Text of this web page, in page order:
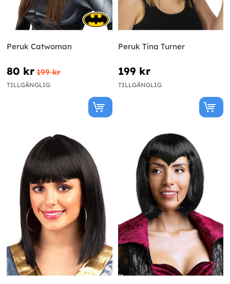
Peruk Catwoman
80 kr 199 kr
TILLGÄNGLIG
Peruk Tina Turner
199 kr
TILLGÄNGLIG